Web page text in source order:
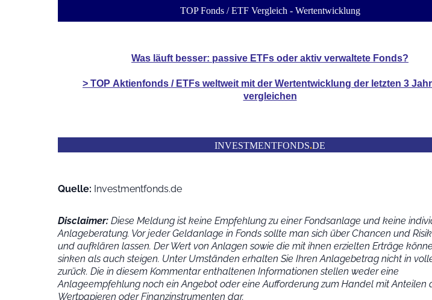
TOP Fonds / ETF Vergleich - Wertentwicklung
Was läuft besser: passive ETFs oder aktiv verwaltete Fonds?
> TOP Aktienfonds / ETFs weltweit mit der Wertentwicklung der letzten 3
vergleichen
INVESTMENTFONDS.DE
Quelle: Investmentfonds.de
Disclaimer: Diese Meldung ist keine Empfehlung zu einer Fondsanlage und keine
Anlageberatung. Vor jeder Geldanlage in Fonds sollte man sich über Chancen und
und aufklären lassen. Der Wert von Anlagen sowie die mit ihnen erzielten Erträge
sinken als auch steigen. Unter Umständen erhalten Sie Ihren Anlagebetrag nicht in
zurück. Die in diesem Kommentar enthaltenen Informationen stellen weder eine
Anlageempfehlung noch ein Angebot oder eine Aufforderung zum Handel mit Anteilen
Wertpapieren oder Finanzinstrumenten dar.